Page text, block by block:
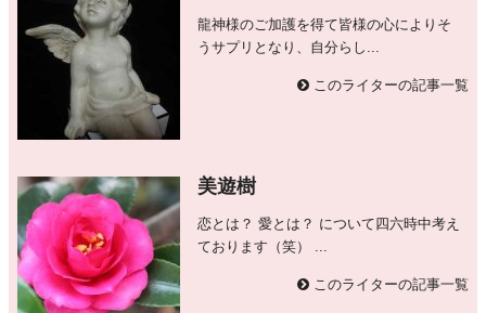
龍神様のご加護を得て皆様の心によりそ
うサプリとなり、自分らし...
このライターの記事一覧
美遊樹
恋とは？ 愛とは？ について四六時中考え
ております（笑） ...
このライターの記事一覧